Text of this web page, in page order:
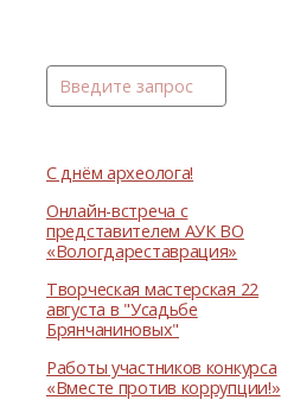
С днём археолога!
Онлайн-встреча с
представителем АУК ВО
«Вологдареставрация»
Творческая мастерская 22
августа в "Усадьбе
Брянчаниновых"
Работы участников конкурса
«Вместе против коррупции!»